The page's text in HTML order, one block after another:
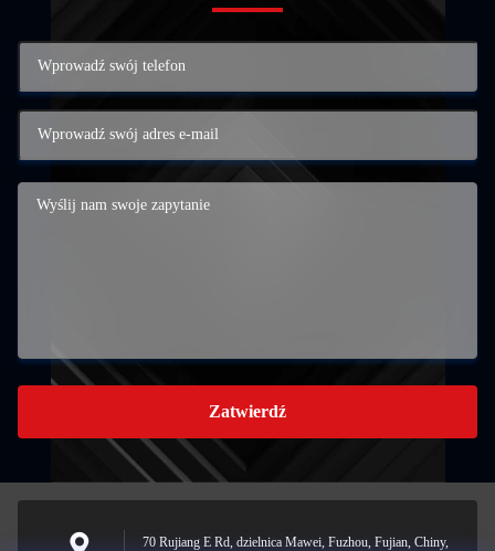
Zatwierdź
70 Rujiang E Rd, dzielnica Mawei, Fuzhou, Fujian, Chiny,